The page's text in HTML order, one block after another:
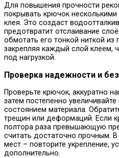
Для повышения прочности
покрывать крючок
клея. Это создаст
предотвратит отслаивание
обмотать его тонкой ниткой
закрепляя каждый слой клеем,
под нагрузкой.
Проверка надежности и
Проверьте крючок, аккуратно
затем постепенно
состоянием материала.
трещин или деформаций. Если
полтора раза превышающую
считать достаточно прочным.
мест – повторите укрепление,
дополнительно.